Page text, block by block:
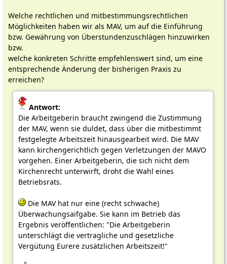
Welche rechtlichen und mitbestimmungsrechtlichen
Möglichkeiten haben wir als MAV, um auf die Einführung
bzw. Gewährung von Überstundenzuschlägen hinzuwirken
bzw.
welche konkreten Schritte empfehlenswert sind, um eine
entsprechende Änderung der bisherigen Praxis zu
erreichen?
Antwort:
Die Arbeitgeberin braucht zwingend die Zustimmung
der MAV, wenn sie duldet, dass über die mitbestimmt
festgelegte Arbeitszeit hinausgearbeit wird. Die MAV
kann kirchengerichtlich gegen Verletzungen der MAVO
vorgehen. Einer Arbeitgeberin, die sich nicht dem
Kirchenrecht unterwirft, droht die Wahl eines
Betriebsrats.
Die MAV hat nur eine (recht schwache)
Überwachungsaifgabe. Sie kann im Betrieb das
Ergebnis veröffentlichen: "Die Arbeitgeberin
unterschlägt die vertragliche und gesetzliche
Vergütung Eurere zusätzlichen Arbeitszeit!"